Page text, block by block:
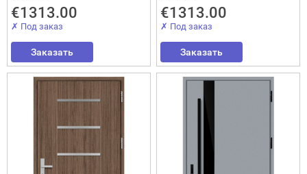
€1313.00
✗ Под заказ
Заказать
€1313.00
✗ Под заказ
Заказать